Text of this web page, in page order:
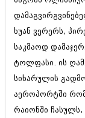
აპრილი
მარტი
იანვარი
ივლისი
ხუან ვერერს,
საკმაოდ
ტოლფასი. ის
სიხარულის
აეროპორტში რომ
რაიონში